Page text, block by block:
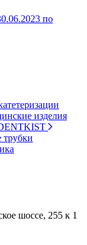
по
изделия
трубки
шоссе, 255 к 1